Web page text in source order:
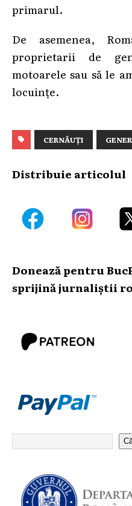
primarul.
De asemenea,
proprietarii de
motoarele sau să le
locuințe.
CERNĂUȚI
Distribuie articolul
Donează pentru
sprijină jurnaliștii